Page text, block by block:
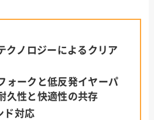
クノロジーによるクリア
ォークと低反発イヤーパ
久性と快適性の共存
ド対応